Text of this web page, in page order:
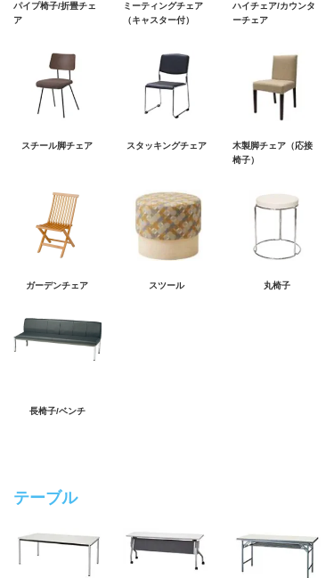
パイプ椅子/折畳チェ
ア
ミーティングチェア
（キャスター付）
ハイチェア/カウンタ
ーチェア
スチール脚チェア スタッキングチェア
木製脚チェア（応接
椅子）
ガーデンチェア スツール 丸椅子
長椅子/ベンチ
テーブル